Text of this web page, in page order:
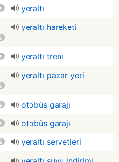
yeraltı
yeraltı hareketi
yeraltı treni
yeraltı pazar yeri
otobüs garajı
otobüs garajı
yeraltı servetleri